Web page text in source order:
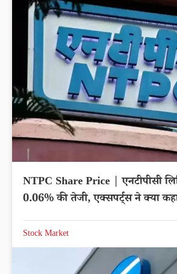
NTPC Share Price | एनटीपीसी
0.06% की तेजी, एक्सपर्ट्स ने क्या
Stock Market